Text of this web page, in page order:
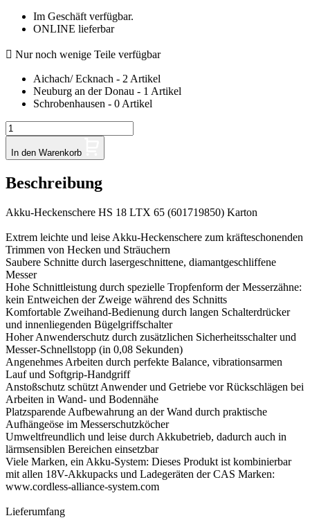
Im Geschäft verfügbar.
ONLINE lieferbar
 Nur noch wenige Teile verfügbar
Aichach/ Ecknach - 2 Artikel
Neuburg an der Donau - 1 Artikel
Schrobenhausen - 0 Artikel
In den Warenkorb
Beschreibung
Akku-Heckenschere HS 18 LTX 65 (601719850) Karton
Extrem leichte und leise Akku-Heckenschere zum kräfteschonenden
Trimmen von Hecken und Sträuchern
Saubere Schnitte durch lasergeschnittene, diamantgeschliffene
Messer
Hohe Schnittleistung durch spezielle Tropfenform der Messerzähne:
kein Entweichen der Zweige während des Schnitts
Komfortable Zweihand-Bedienung durch langen Schalterdrücker
und innenliegenden Bügelgriffschalter
Hoher Anwenderschutz durch zusätzlichen Sicherheitsschalter und
Messer-Schnellstopp (in 0,08 Sekunden)
Angenehmes Arbeiten durch perfekte Balance, vibrationsarmen
Lauf und Softgrip-Handgriff
Anstoßschutz schützt Anwender und Getriebe vor Rückschlägen bei
Arbeiten in Wand- und Bodennähe
Platzsparende Aufbewahrung an der Wand durch praktische
Aufhängeöse im Messerschutzköcher
Umweltfreundlich und leise durch Akkubetrieb, dadurch auch in
lärmsensiblen Bereichen einsetzbar
Viele Marken, ein Akku-System: Dieses Produkt ist kombinierbar
mit allen 18V-Akkupacks und Ladegeräten der CAS Marken:
www.cordless-alliance-system.com
Lieferumfang